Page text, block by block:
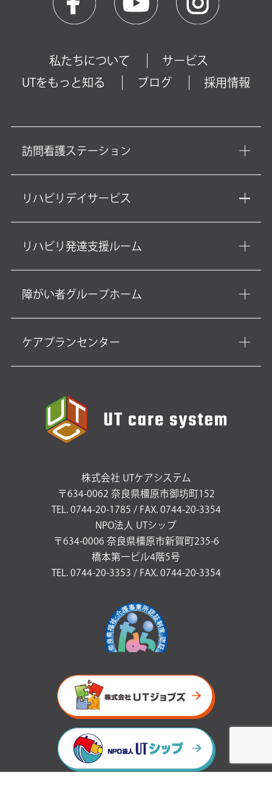
私たちについて
サービス
UTをもっと知る
ブログ 採用情報
訪問看護ステーション
リハビリデイサービス
リハビリ発達支援ルーム
障がい者グループホーム
ケアプランセンター
株式会社 UTケアシステム
〒634-0062 奈良県橿原市御坊町152
TEL. 0744-20-1785 / FAX. 0744-20-3354
NPO法人 UTシップ
〒634-0006 奈良県橿原市新賀町235-6
橋本第一ビル4階5号
TEL. 0744-20-3353 / FAX. 0744-20-3354